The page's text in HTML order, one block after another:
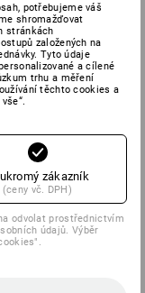
potřebujeme váš
shromažďovat
stránkách
založených na
Tyto údaje
a cílené
trhu a měření
těchto cookies a
zákazník
(ceny vč. DPH)
odvolat prostřednictvím
údajů. Výběr